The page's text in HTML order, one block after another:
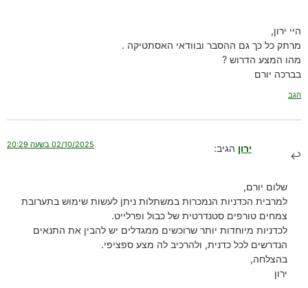
היי ירון,
מרתק כל כך גם ההסבר ובוודאי האסתטיקה .
מהו המצע הדרוש ?
בברכה יורם
הגב
ירון הגיב: 02/10/2025 בשעה 20:29
שלום יורם,
למרבית הכדניות הנמכרות במשתלות ניתן לעשות שימוש בתערובת
צמחים טורפים סטנדרטית של כבול ופרלייט.
לכדניות מיוחדות יותר שרוכשים ממגדלים יש להבין את התנאים
הנדרשים לכל כדנית, ולהרכיב לה מצע ספציפי.
בהצלחה,
ירון